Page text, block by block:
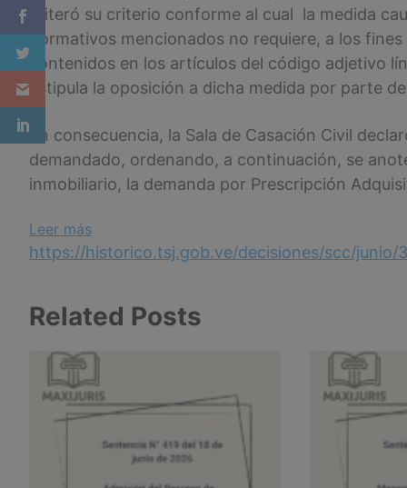
reiteró su criterio conforme al cual la medida
normativos mencionados no requiere, a los
contenidos en los artículos del código adjetivo
estipula la oposición a dicha medida por parte
En consecuencia, la Sala de Casación Civil
demandado, ordenando, a continuación, se
inmobiliario, la demanda por Prescripción
Leer más:
Sentencia
del
de
junio
de
Procedencia
https://historico.tsj.gob.ve/decisiones/scc/
Related Posts